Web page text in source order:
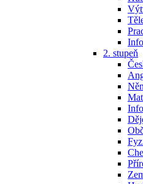
2. stupeň